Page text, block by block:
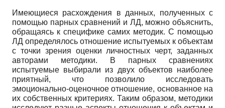
Имеющиеся расхождения в данных, полученных с
помощью парных сравнений и ЛД, можно объяснить,
обращаясь к специфике самих методик. С помощью
ЛД определялось отношение испытуемых к объектам
с точки зрения оценки личностных черт, заданных
авторами методики. В парных сравнениях
испытуемые выбирали из двух объектов наиболее
приятный, что позволило исследовать
эмоционально-оценочное отношение, основанное на
их собственных критериях. Таким образом, методики